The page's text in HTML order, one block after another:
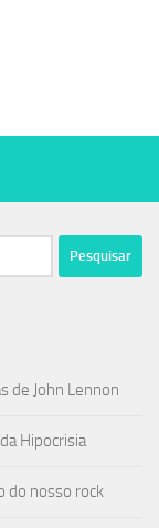
de John Lennon
Hipocrisia
do nosso rock